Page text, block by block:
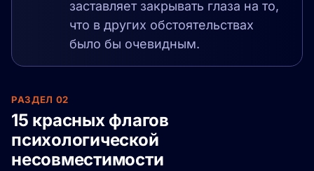
заставляет закрывать глаза на то,
что в других обстоятельствах
было бы очевидным.
РАЗДЕЛ 02
15 красных флагов
психологической
несовместимости